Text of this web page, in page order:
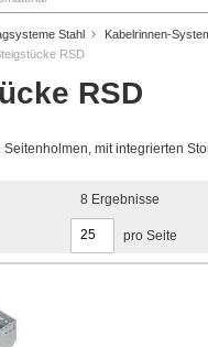
Stahl Kabelrinnen-
RSD
RSD
mit integrierten
8 Ergebnisse
pro Seite